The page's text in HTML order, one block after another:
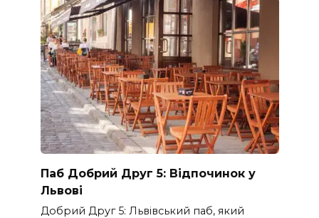
Паб Добрий Друг 5: Відпочинок у
Львові
Добрий Друг 5: Львівський паб, який